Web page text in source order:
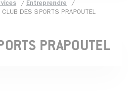
Entreprendre
CLUB DES SPORTS PRAPOUTEL
PRAPOUTEL